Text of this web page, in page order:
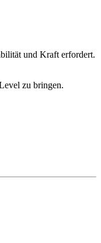
und Kraft erfordert.
zu bringen.